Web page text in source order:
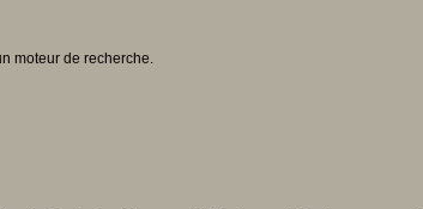
moteur de recherche.